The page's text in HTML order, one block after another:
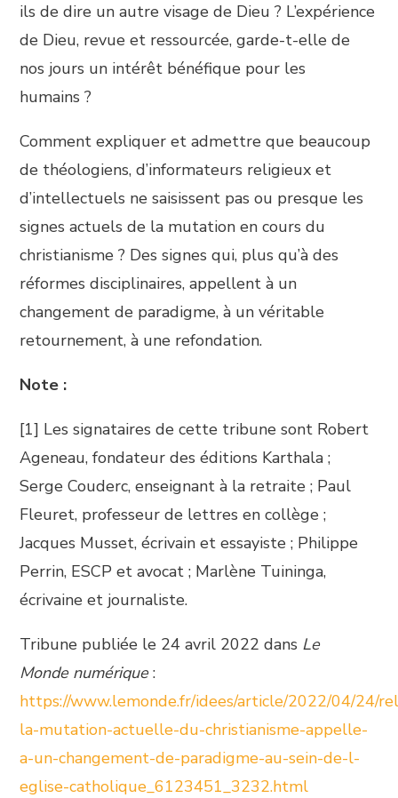
ils de dire un autre visage de Dieu ? L’expérience
de Dieu, revue et ressourcée, garde-t-elle de
nos jours un intérêt bénéfique pour les
humains ?
Comment expliquer et admettre que beaucoup
de théologiens, d’informateurs religieux et
d’intellectuels ne saisissent pas ou presque les
signes actuels de la mutation en cours du
christianisme ? Des signes qui, plus qu’à des
réformes disciplinaires, appellent à un
changement de paradigme, à un véritable
retournement, à une refondation.
Note :
[1] Les signataires de cette tribune sont Robert
Ageneau, fondateur des éditions Karthala ;
Serge Couderc, enseignant à la retraite ; Paul
Fleuret, professeur de lettres en collège ;
Jacques Musset, écrivain et essayiste ; Philippe
Perrin, ESCP et avocat ; Marlène Tuininga,
écrivaine et journaliste.
Tribune publiée le 24 avril 2022 dans Le
Monde numérique:
https://www.lemonde.fr/idees/article/2022/04/24/
la-mutation-actuelle-du-christianisme-appelle-
a-un-changement-de-paradigme-au-sein-de-l-
eglise-catholique_6123451_3232.html